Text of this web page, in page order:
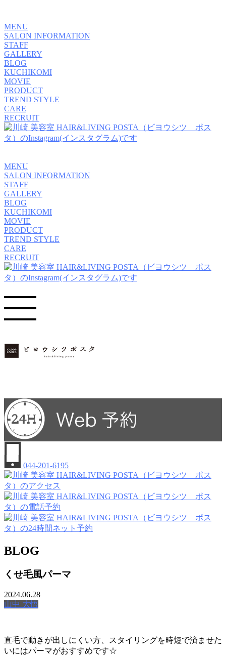
MENU
SALON INFORMATION
STAFF
GALLERY
BLOG
KUCHIKOMI
MOVIE
PRODUCT
TREND STYLE
CARE
RECRUIT
MENU
SALON INFORMATION
STAFF
GALLERY
BLOG
KUCHIKOMI
MOVIE
PRODUCT
TREND STYLE
CARE
RECRUIT
044-201-6195
BLOG
くせ毛風パーマ
2024.06.28
山中 大悟
直毛で動きが出しにくい方、スタイリングを時短で済ませた
いにはパーマがおすすめです☆